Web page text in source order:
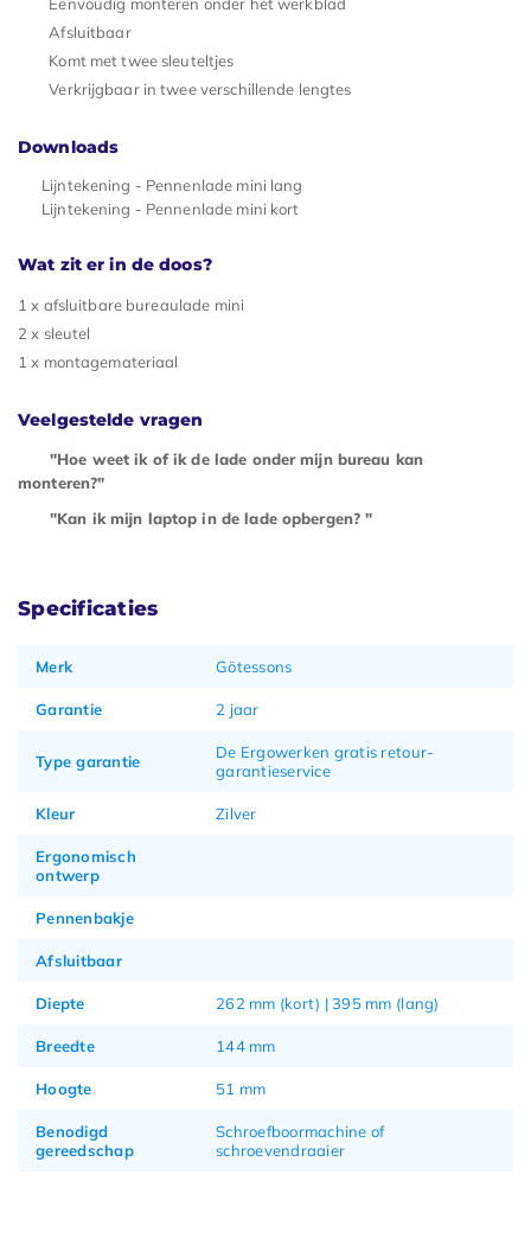
Afsluitbaar
Komt met twee sleuteltjes
Verkrijgbaar in twee verschillende lengtes
Downloads
Lijntekening - Pennenlade mini lang
Lijntekening - Pennenlade mini kort
Wat zit er in de doos?
1 x afsluitbare bureaulade mini
2 x sleutel
1 x montagemateriaal
Veelgestelde vragen
"Hoe weet ik of ik de lade onder mijn bureau kan
monteren?"
"Kan ik mijn laptop in de lade opbergen? "
Specificaties
Merk Götessons
Garantie 2 jaar
Type garantie
De Ergowerken gratis retour-
garantieservice
Kleur Zilver
Ergonomisch
ontwerp
Pennenbakje
Afsluitbaar
Diepte 262 mm (kort) | 395 mm (lang)
Breedte 144 mm
Hoogte 51 mm
Benodigd
gereedschap
Schroefboormachine of
schroevendraaier